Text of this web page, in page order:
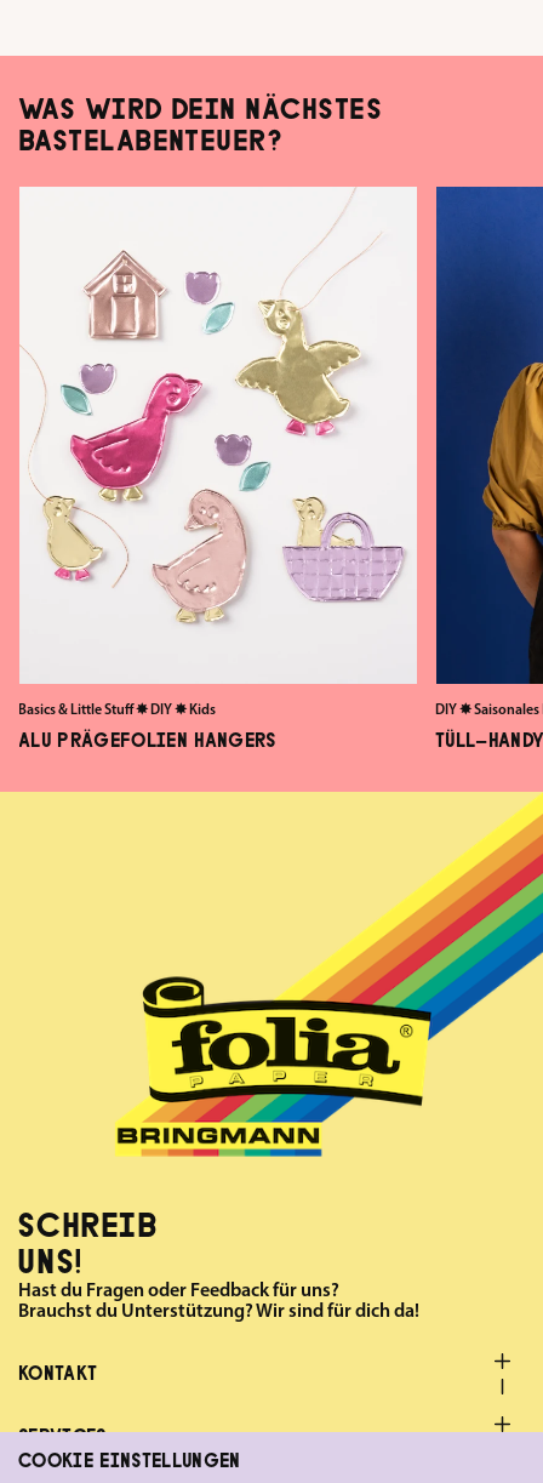
WAS WIRD DEIN NÄCHSTES
BASTELABENTEUER?
Basics & Little Stuff✸ DIY✸ Kids
ALU PRÄGEFOLIEN HANGERS
DIY✸
TÜLL-
SCHREIB
UNS!
Hast du Fragen oder Feedback für uns?
Brauchst du Unterstützung? Wir sind für dich da!
KONTAKT
SERVICES
COOKIE EINSTELLUNGEN